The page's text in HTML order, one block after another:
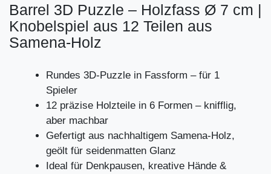
Barrel 3D Puzzle – Holzfass Ø 7 cm |
Knobelspiel aus 12 Teilen aus
Samena-Holz
Rundes 3D-Puzzle in Fassform – für 1
Spieler
12 präzise Holzteile in 6 Formen – knifflig,
aber machbar
Gefertigt aus nachhaltigem Samena-Holz,
geölt für seidenmatten Glanz
Ideal für Denkpausen, kreative Hände &